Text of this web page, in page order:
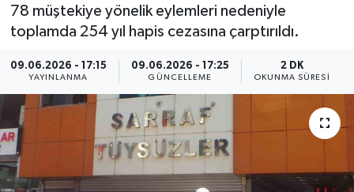
78 müştekiye yönelik eylemleri nedeniyle
toplamda 254 yıl hapis cezasına çarptırıldı.
09.06.2026 - 17:15
YAYINLANMA
09.06.2026 - 17:25
GÜNCELLEME
2 DK
OKUNMA SÜRESI
Canlı Maç
Dış Haberler
EĞİTİM